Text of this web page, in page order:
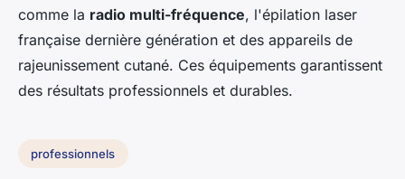
comme la radio multi-fréquence, l'épilation laser
française dernière génération et des appareils de
rajeunissement cutané. Ces équipements garantissent
des résultats professionnels et durables.
professionnels